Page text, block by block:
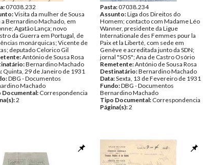
07038.232
Visita da mulher de Sousa
a Bernardino Machado, em
Agatão Lança; novo
da Guerra em Portugal, de
monárquicas; Vicente de
deputado Celorico Gil
António de Sousa Rosa
Bernardino Machado
Quinta, 29 de Janeiro de 1931
DBG - Documentos
Machado
Documental: Correspondencia
2
Pasta:07038.234
Assunto:Liga dos Direitos do
Homem; contacto com Madame Léo
Wanner, presidente da Ligue
Internationale des Femmes pour la
Paix et la Liberté, com sede em
Genève e acreditada junto da SDN;
jornal "SOS"; Ana de Castro Osório
Remetente:António de Sousa Rosa
Destinatário:Bernardino Machado
Data:Sexta, 13 de Fevereiro de 1931
Fundo:DBG - Documentos
Bernardino Machado
Tipo Documental: Correspondencia
Página(s):2